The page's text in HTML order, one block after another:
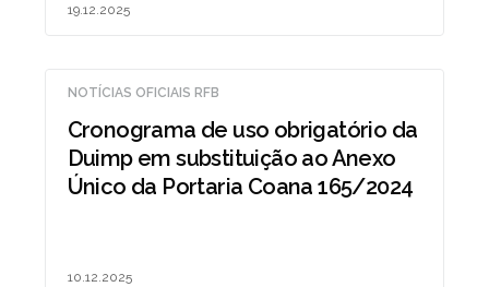
19.12.2025
NOTÍCIAS OFICIAIS RFB
Cronograma de uso obrigatório da
Duimp em substituição ao Anexo
Único da Portaria Coana 165/2024
10.12.2025